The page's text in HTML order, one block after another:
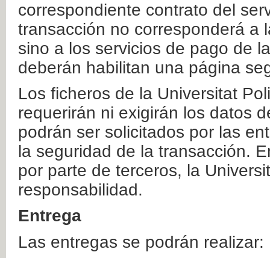
correspondiente contrato del
transacción no corresponderá a
sino a los servicios de pago de
deberán habilitan una página
Los ficheros de la Universitat
requerirán ni exigirán los datos
podrán ser solicitados por las
la seguridad de la transacción.
por parte de terceros, la
responsabilidad.
Entrega
Las entregas se podrán realizar: